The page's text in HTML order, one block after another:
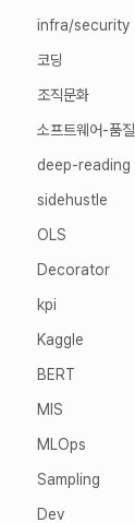
infra/security
코딩
조직문화
소프트웨어-품질
deep-reading
sidehustle
OLS
Decorator
kpi
Kaggle
BERT
MIS
MLOps
Sampling
Dev